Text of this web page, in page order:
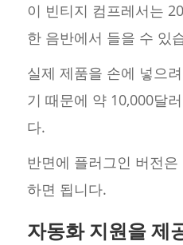
이 빈티지 컴프레서는
한 음반에서 들을 수 있
실제 제품을 손에 넣으
기 때문에 약 10,000달
다.
반면에 플러그인 버전
하면 됩니다.
자동화 지원을 제